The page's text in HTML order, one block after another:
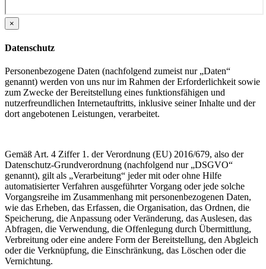
×
Datenschutz
Personenbezogene Daten (nachfolgend zumeist nur „Daten“
genannt) werden von uns nur im Rahmen der Erforderlichkeit sowie
zum Zwecke der Bereitstellung eines funktionsfähigen und
nutzerfreundlichen Internetauftritts, inklusive seiner Inhalte und der
dort angebotenen Leistungen, verarbeitet.
Gemäß Art. 4 Ziffer 1. der Verordnung (EU) 2016/679, also der
Datenschutz-Grundverordnung (nachfolgend nur „DSGVO“
genannt), gilt als „Verarbeitung“ jeder mit oder ohne Hilfe
automatisierter Verfahren ausgeführter Vorgang oder jede solche
Vorgangsreihe im Zusammenhang mit personenbezogenen Daten,
wie das Erheben, das Erfassen, die Organisation, das Ordnen, die
Speicherung, die Anpassung oder Veränderung, das Auslesen, das
Abfragen, die Verwendung, die Offenlegung durch Übermittlung,
Verbreitung oder eine andere Form der Bereitstellung, den Abgleich
oder die Verknüpfung, die Einschränkung, das Löschen oder die
Vernichtung.